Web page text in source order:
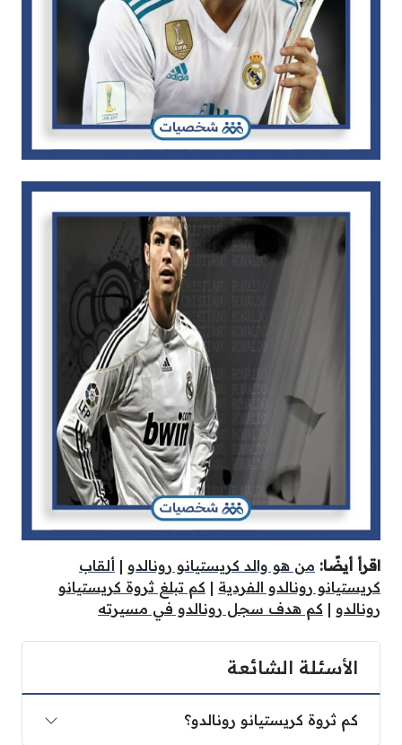
اقرأ أيضًا: من هو والد كريستيانو رونالدو | ألقاب
كريستيانو رونالدو الفردية | كم تبلغ ثروة كريستيانو
رونالدو | كم هدف سجل رونالدو في مسيرته
الأسئلة الشائعة
كم ثروة كريستيانو رونالدو؟